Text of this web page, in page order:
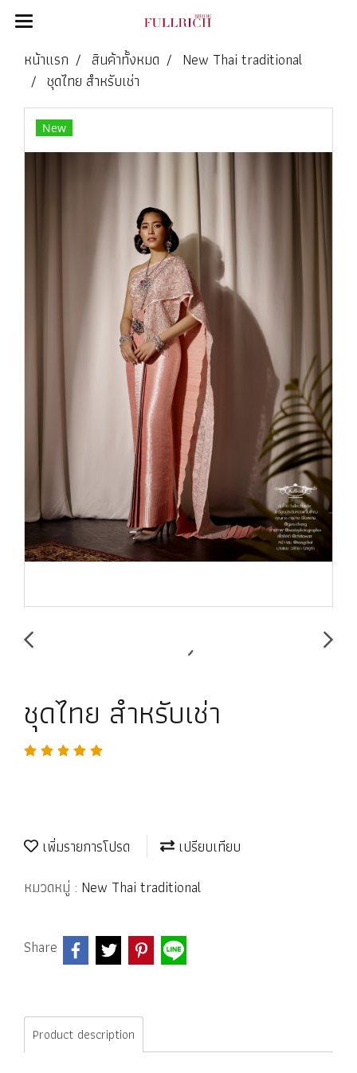
หน้าแรก สินค้าทั้งหมด
New Thai traditional
ชุดไทย สำหรับเช่า
New
ชุดไทย สำหรับเช่า
เพิ่มรายการโปรด
เปรียบเทียบ
หมวดหมู่ : New Thai traditional
Share
Product description